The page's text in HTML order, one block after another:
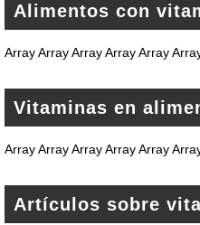
Alimentos con
Array Array Array Array Array
Vitaminas en
Array Array Array Array Array
Artículos sobre